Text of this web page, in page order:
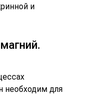
и
необходим для